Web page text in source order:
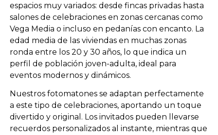
espacios muy variados: desde fincas privadas hasta
salones de celebraciones en zonas cercanas como
Vega Media o incluso en pedanías con encanto. La
edad media de las viviendas en muchas zonas
ronda entre los 20 y 30 años, lo que indica un
perfil de población joven-adulta, ideal para
eventos modernos y dinámicos.
Nuestros fotomatones se adaptan perfectamente
a este tipo de celebraciones, aportando un toque
divertido y original. Los invitados pueden llevarse
recuerdos personalizados al instante, mientras que